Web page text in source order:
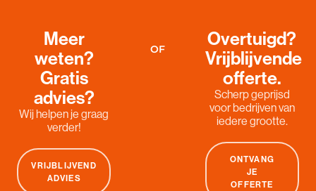
Meer
weten?
Gratis
advies?
Wij helpen je graag
verder!
VRIJBLIJVEND
ADVIES
OF
Overtuigd?
Vrijblijvende
offerte.
Scherp geprijsd
voor bedrijven van
iedere grootte.
ONTVANG
JE
OFFERTE